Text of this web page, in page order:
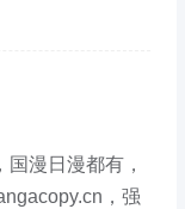
漫日漫都有，
，强